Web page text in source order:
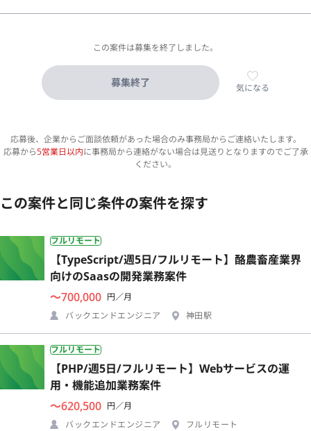
この案件は募集を終了しました。
募集終了 気になる
応募後、企業からご面談依頼があった場合のみ事務局からご連絡いたします。
応募から5営業日以内に事務局から連絡がない場合は見送りとなりますのでご了承
ください。
この案件と同じ条件の案件を探す
フルリモート
【TypeScript/週5日/フルリモート】酪農畜産業界
向けのSaasの開発業務案件
〜700,000 円／月
バックエンドエンジニア
神田駅
フルリモート
【PHP/週5日/フルリモート】Webサービスの運
用・機能追加業務案件
〜620,500 円／月
バックエンドエンジニア
フルリモート